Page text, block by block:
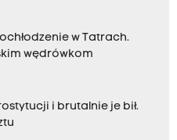
w Tatrach.
wędrówkom
i brutalnie je bił.